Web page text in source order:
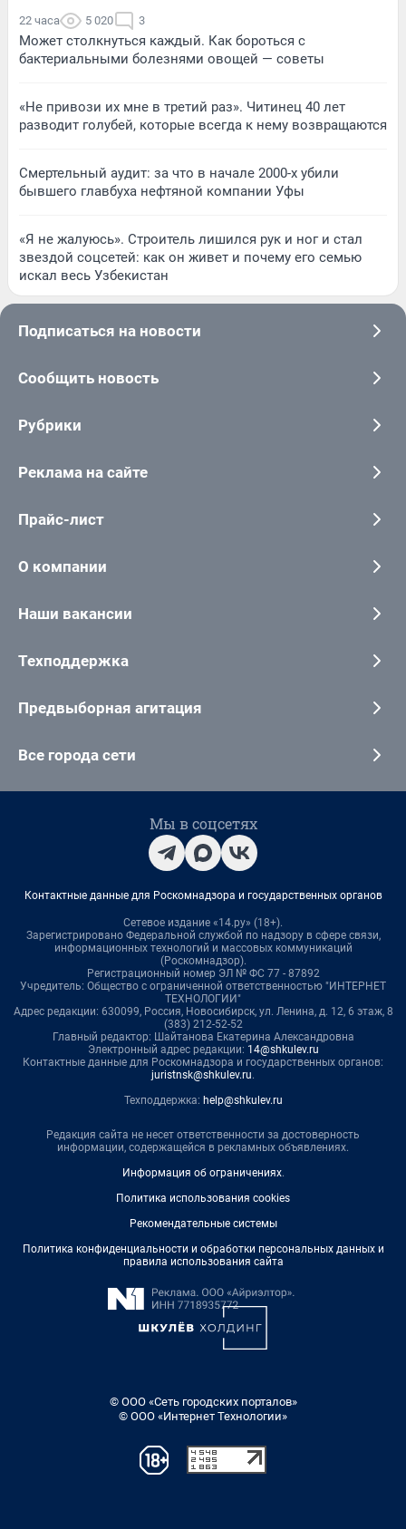
22 часа 5 020 3
Может столкнуться каждый. Как бороться с
бактериальными болезнями овощей — советы
«Не привози их мне в третий раз». Читинец 40 лет
разводит голубей, которые всегда к нему возвращаются
Смертельный аудит: за что в начале 2000-х убили
бывшего главбуха нефтяной компании Уфы
«Я не жалуюсь». Строитель лишился рук и ног и стал
звездой соцсетей: как он живет и почему его семью
искал весь Узбекистан
Подписаться на новости
Сообщить новость
Рубрики
Реклама на сайте
Прайс-лист
О компании
Наши вакансии
Техподдержка
Предвыборная агитация
Все города сети
Мы в соцсетях
Контактные данные для Роскомнадзора и государственных органов
Сетевое издание «14.ру» (18+).
Зарегистрировано Федеральной службой по надзору в сфере связи,
информационных технологий и массовых коммуникаций
(Роскомнадзор).
Регистрационный номер ЭЛ № ФС 77 - 87892
Учредитель: Общество с ограниченной ответственностью "ИНТЕРНЕТ
ТЕХНОЛОГИИ"
Адрес редакции: 630099, Россия, Новосибирск, ул. Ленина, д. 12, 6 этаж, 8
(383) 212-52-52
Главный редактор: Шайтанова Екатерина Александровна
Электронный адрес редакции: 14@shkulev.ru
Контактные данные для Роскомнадзора и государственных органов:
juristnsk@shkulev.ru.
Техподдержка: help@shkulev.ru
Редакция сайта не несет ответственности за достоверность
информации, содержащейся в рекламных объявлениях.
Информация об ограничениях.
Политика использования cookies
Рекомендательные системы
Политика конфиденциальности и обработки персональных данных и
правила использования сайта
© ООО «Сеть городских порталов»
© ООО «Интернет Технологии»